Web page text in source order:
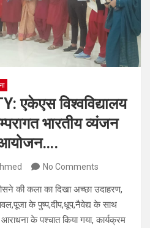
एकेएस विश्वविद्यालय
भारतीय व्यंजन
आयोजन….
No Comments
की कला का दिखा अच्छा उदाहरण,
के पुष्प,दीप,धूप,नैवेद्य के साथ
के पश्चात किया गया, कार्यक्रम